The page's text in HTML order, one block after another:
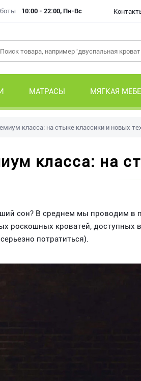
10:00 - 22:00, Пн-Вс
МАТРАСЫ МЯГКАЯ
класса: на стыке классики и новых
класса: на
сон? В среднем мы проводим в
роскошных кроватей, доступных
потратиться).